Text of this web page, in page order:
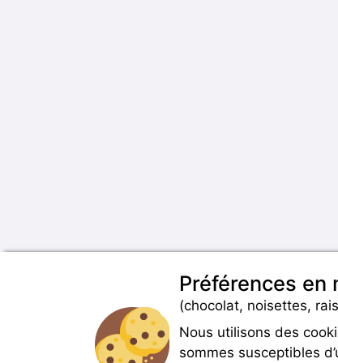
Préférences en
(chocolat, noisettes,
Nous utilisons des
sommes susceptibles